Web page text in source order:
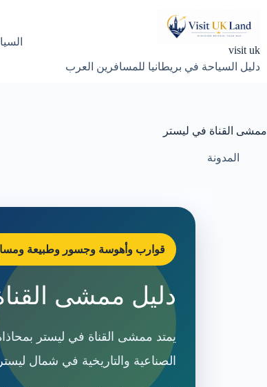
المحتوى
visit uk
دليل السياحة في بريطانيا للمسافرين العرب
ممشى القناة في ليستر
المدونة
قوارب وأهوسة وجسور وطبيعة
دليل ممشى
يمتد ممشى القناة في ليستر
الصناعية والتاريخية في شمال